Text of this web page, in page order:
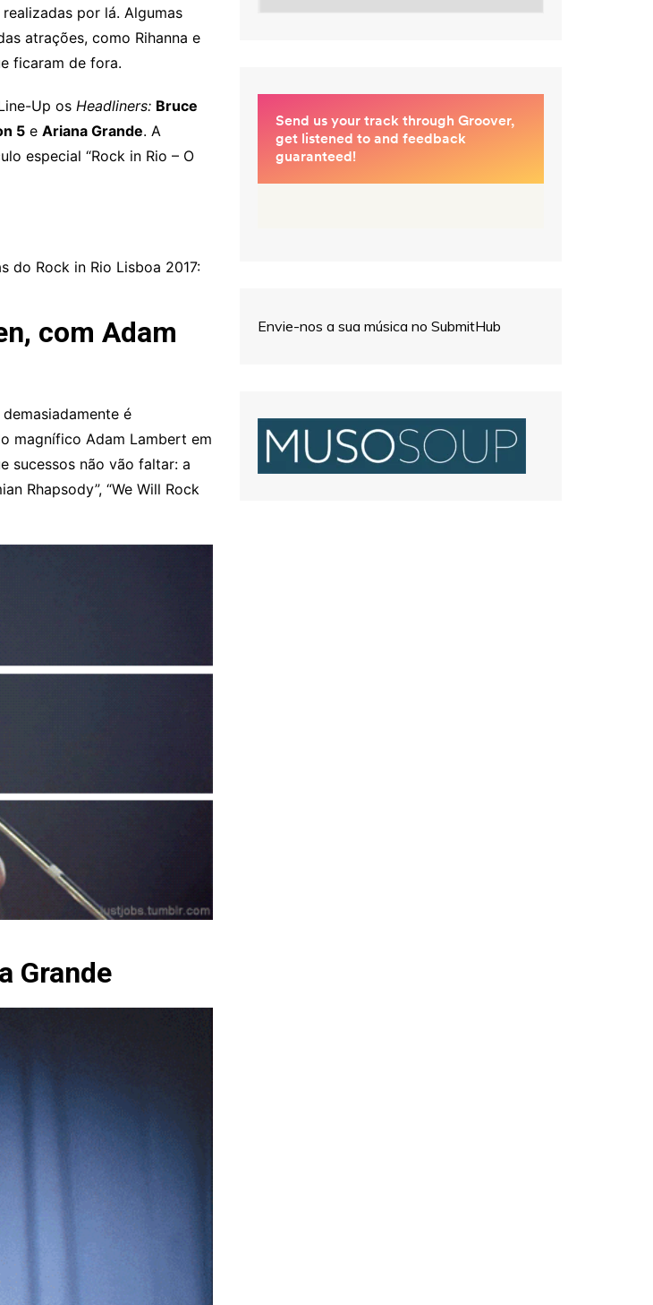
por lá. Algumas
atrações, como Rihanna e
ficaram de fora.
Up os Headliners: Bruce
5 e Ariana Grande. A
especial “Rock in Rio – O
do Rock in Rio Lisboa 2017:
com Adam
é
magnífico Adam Lambert em
sucessos não vão faltar: a
Rhapsody”, “We Will Rock
Grande
Envie-nos a sua música no SubmitHub